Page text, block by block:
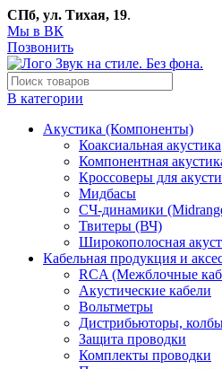
СПб, ул. Тихая, 19.
Мы в ВК
Позвонить
В категории
Акустика (Компоненты)
Коаксиальная акустика
Компонентная
Кроссоверы для
Мидбасы
СЧ-динамики
Твитеры (ВЧ)
Широкополосная
Кабельная продукция и
RCA (Межблочные
Акустические кабели
Вольтметры
Дистрибьюторы,
Защита проводки
Комплекты проводки